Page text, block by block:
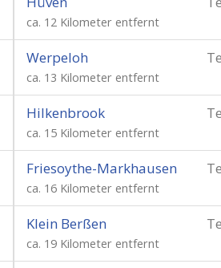
ca. 12 Kilometer entfernt
Werpeloh
ca. 13 Kilometer entfernt
Hilkenbrook
ca. 15 Kilometer entfernt
Friesoythe-Markhausen
ca. 16 Kilometer entfernt
Klein Berßen
ca. 19 Kilometer entfernt